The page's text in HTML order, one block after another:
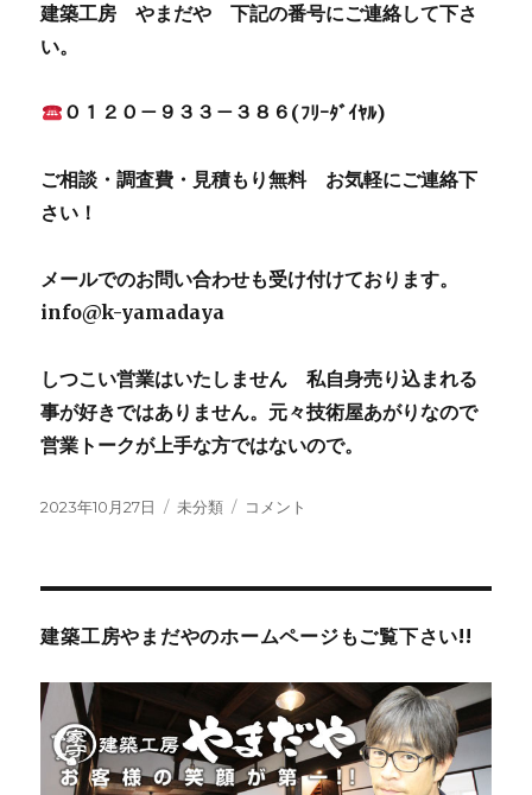
建築工房 やまだや 下記の番号にご連絡して下さ
い。
０１２０－９３３－３８６(ﾌﾘｰﾀﾞｲﾔﾙ)
ご相談・調査費・見積もり無料 お気軽にご連絡下
さい！
メールでのお問い合わせも受け付けております。
info@k-yamadaya
しつこい営業はいたしません 私自身売り込まれる
事が好きではありません。元々技術屋あがりなので
営業トークが上手な方ではないので。
投
2023年10月27日
カ
リ
未分類
南
市
本
様
邸
犬
の
遊
コメント
建築工房やまだやのホームページもご覧下さい!!